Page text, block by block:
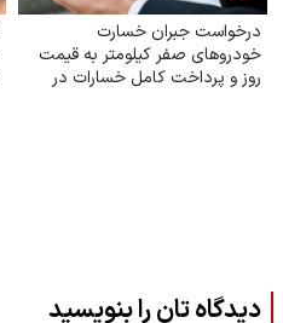
درخواست جبران خسارت
خودروهای صفر کیلومتر به قیمت
روز و پرداخت کامل خسارات در
دیدگاه تان را بنویسید